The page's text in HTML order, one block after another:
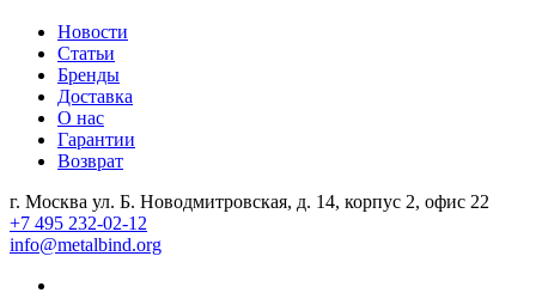
Новости
Статьи
Бренды
Доставка
О нас
Гарантии
Возврат
г. Москва ул. Б. Новодмитровская, д. 14, корпус 2, офис 22
+7 495 232-02-12
info@metalbind.org